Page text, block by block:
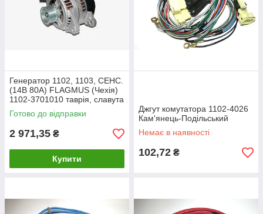
Генератор 1102, 1103, СЕНС.
(14В 80А) FLAGMUS (Чехія)
1102-3701010 таврія, славута
Готово до відправки
2 971,35 ₴
Купити
Джгут комутатора 1102-4026
Кам'янець-Подільський
Немає в наявності
102,72 ₴